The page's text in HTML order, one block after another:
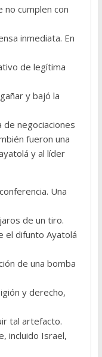
no cumplen con
inmediata. En
de legítima
y bajó la
negociaciones
fueron una
y al líder
Una
de un tiro.
el difunto Ayatolá
de una bomba
y derecho,
tal artefacto.
incluido Israel,